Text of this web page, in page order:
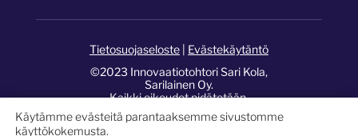
©2023 Innovaatiotohtori Sari Kola,
Sarilainen Oy.
Kaikki oikeudet pidätetään.
Sivusto:Pixelwork Studios.
Tietosuojaseloste| Evästekäytäntö
Käytämme evästeitä parantaaksemme sivustomme
käyttökokemusta.